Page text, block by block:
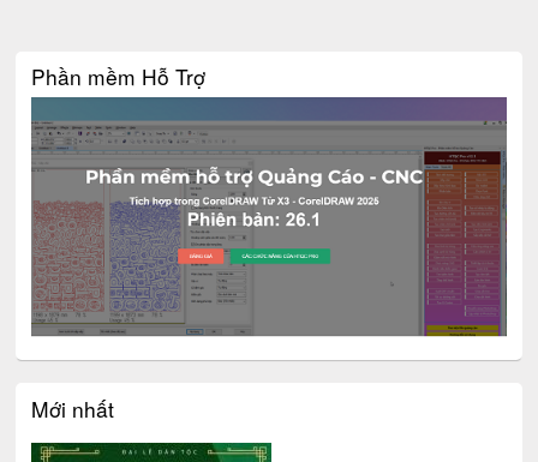
Phần mềm Hỗ Trợ
Mới nhất